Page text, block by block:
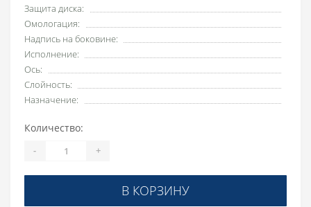
Защита диска:
Омологация:
Надпись на боковине:
Исполнение:
Ось:
Слойность:
Назначение:
Количество:
- +
В КОРЗИНУ